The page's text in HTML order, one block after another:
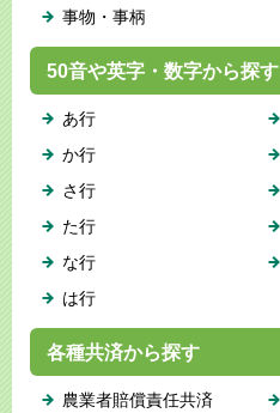
事物・事柄
50音や英字・数字から探す
あ行
か行
さ行
た行
な行
は行
各種共済から探す
農業者賠償責任共済